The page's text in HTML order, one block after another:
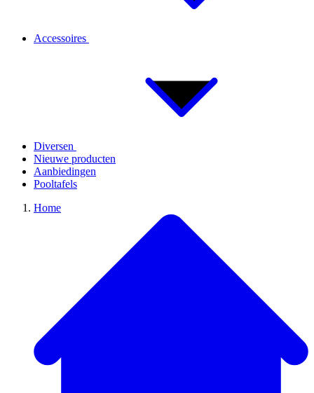
Accessoires
Diversen
Nieuwe producten
Aanbiedingen
Pooltafels
Home